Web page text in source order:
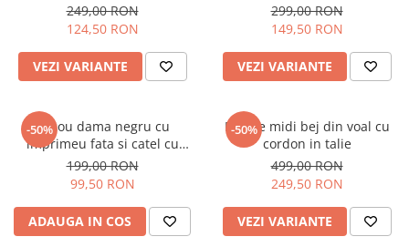
249,00 RON
124,50 RON
VEZI VARIANTE
299,00 RON
149,50 RON
VEZI VARIANTE
-50%
Tricou dama negru cu
imprimeu fata si catel cu
ochelari
199,00 RON
99,50 RON
ADAUGA IN COS
-50%
Rochie midi bej din voal cu
cordon in talie
499,00 RON
249,50 RON
VEZI VARIANTE